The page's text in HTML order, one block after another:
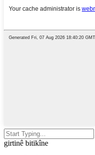
girtinê bitikîne